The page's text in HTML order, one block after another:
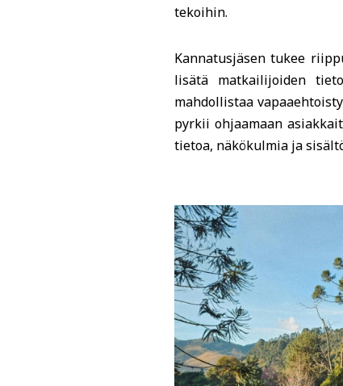
tekoihin.
Kannatusjäsen tukee
lisätä matkailijoiden
mahdollistaa
pyrkii ohjaamaan
tietoa, näkökulmia ja